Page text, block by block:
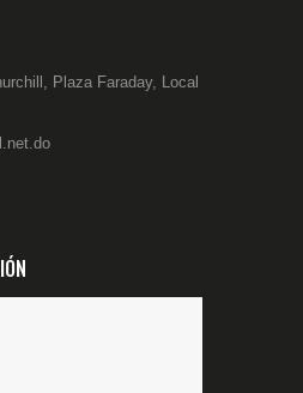
Plaza Faraday, Local